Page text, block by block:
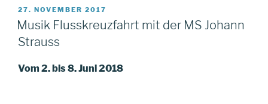
VERÖFFENTLICHT
AM
27. NOVEMBER 2017
Musik Flusskreuzfahrt mit der MS Johann
Strauss
Vom 2. bis 8. Juni 2018